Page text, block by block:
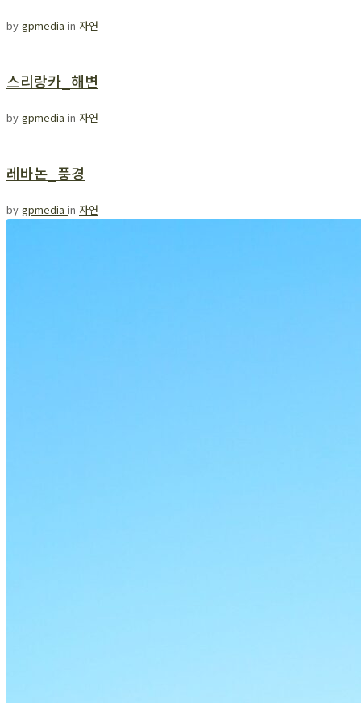
by gpmedia in 자연
스리랑카_해변
by gpmedia in 자연
레바논_풍경
by gpmedia in 자연